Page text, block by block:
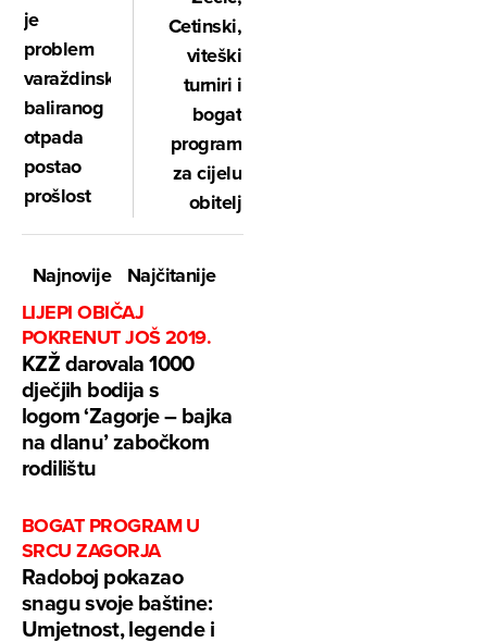
je
problem
varaždinskog
baliranog
otpada
postao
prošlost
Cetinski,
viteški
turniri i
bogat
program
za cijelu
obitelj
Najnovije
Najčitanije
LIJEPI OBIČAJ
POKRENUT JOŠ 2019.
KZŽ darovala 1000
dječjih bodija s
logom ‘Zagorje – bajka
na dlanu’ zabočkom
rodilištu
BOGAT PROGRAM U
SRCU ZAGORJA
Radoboj pokazao
snagu svoje baštine:
Umjetnost, legende i